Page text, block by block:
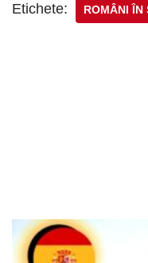
Etichete: ROMÂNI ÎN